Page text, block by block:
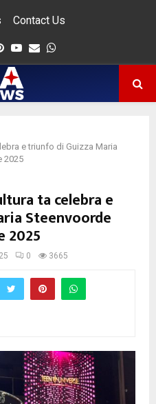
Contact Us
Pinterest
Youtube
Email
e triunfo di Guizza Maria
2025
ta celebra e
Steenvoorde
2025
0 3665